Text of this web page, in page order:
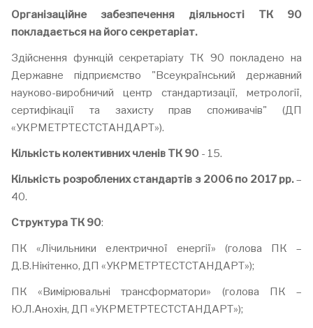
Організаційне забезпечення діяльності ТК 90
покладається на його секретаріат.
Здійснення функцій секретаріату ТК 90 покладено на
Державне підприємство "Всеукраїнський державний
науково-виробничий центр стандартизації, метрології,
сертифікації та захисту прав споживачів" (ДП
«УКРМЕТРТЕСТСТАНДАРТ»).
Кількість колективних членів ТК 90 - 15.
Кількість розроблених стандартів з 2006 по 2017 рр.–
40.
Структура ТК 90:
ПК «Лічильники електричної енергії» (голова ПК –
Д.В.Нікітенко, ДП «УКРМЕТРТЕСТСТАНДАРТ»);
ПК «Вимірювальні трансформатори» (голова ПК –
Ю.Л.Анохін, ДП «УКРМЕТРТЕСТСТАНДАРТ»);